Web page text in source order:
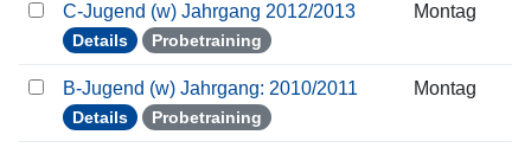
C-Jugend (w) Jahrgang 2012/2013
Details Probetraining
Montag
B-Jugend (w) Jahrgang: 2010/2011
Details Probetraining
Montag